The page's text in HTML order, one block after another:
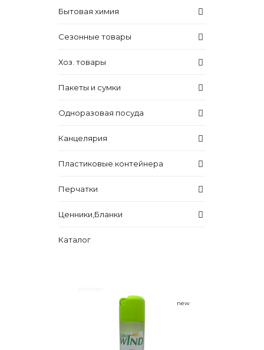
Бытовая химия
Сезонные товары
Хоз. товары
Пакеты и сумки
Одноразовая посуда
Канцелярия
Пластиковые контейнера
Перчатки
Ценники,Бланки
Каталог
new